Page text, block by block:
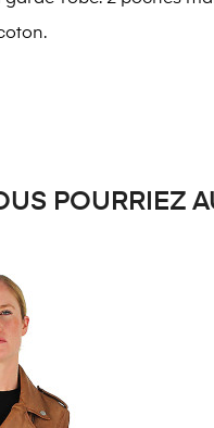
POURRIEZ